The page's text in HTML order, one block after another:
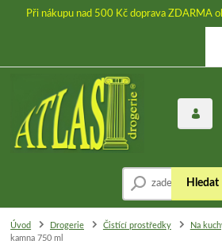
Při nákupu nad 500 Kč doprava ZDARMA
Hledat
Úvod Drogerie Čistící prostředky Na
kamna 750 ml